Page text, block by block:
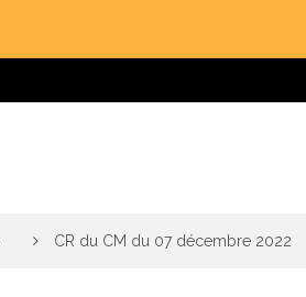
CR du CM du 07 décembre 2022